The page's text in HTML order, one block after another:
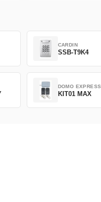
CARDIN
SSB-T9K4
DOMO EXPRESS
KIT01 MAX